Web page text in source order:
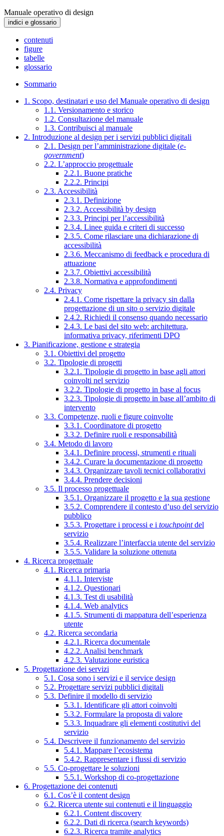
Manuale operativo di design
indici e glossario
contenuti
figure
tabelle
glossario
Sommario
1. Scopo, destinatari e uso del Manuale operativo di design
1.1. Versionamento e storico
1.2. Consultazione del manuale
1.3. Contribuisci al manuale
2. Introduzione al design per i servizi pubblici digitali
2.1. Design per l’amministrazione digitale (e-
government)
2.2. L’approccio progettuale
2.2.1. Buone pratiche
2.2.2. Principi
2.3. Accessibilità
2.3.1. Definizione
2.3.2. Accessibilità by design
2.3.3. Principi per l’accessibilità
2.3.4. Linee guida e criteri di successo
2.3.5. Come rilasciare una dichiarazione di
accessibilità
2.3.6. Meccanismo di feedback e procedura di
attuazione
2.3.7. Obiettivi accessibilità
2.3.8. Normativa e approfondimenti
2.4. Privacy
2.4.1. Come rispettare la privacy sin dalla
progettazione di un sito o servizio digitale
2.4.2. Richiedi il consenso quando necessario
2.4.3. Le basi del sito web: architettura,
informativa privacy, riferimenti DPO
3. Pianificazione, gestione e strategia
3.1. Obiettivi del progetto
3.2. Tipologie di progetti
3.2.1. Tipologie di progetto in base agli attori
coinvolti nel servizio
3.2.2. Tipologie di progetto in base al focus
3.2.3. Tipologie di progetto in base all’ambito di
intervento
3.3. Competenze, ruoli e figure coinvolte
3.3.1. Coordinatore di progetto
3.3.2. Definire ruoli e responsabilità
3.4. Metodo di lavoro
3.4.1. Definire processi, strumenti e rituali
3.4.2. Curare la documentazione di progetto
3.4.3. Organizzare tavoli tecnici collaborativi
3.4.4. Prendere decisioni
3.5. Il processo progettuale
3.5.1. Organizzare il progetto e la sua gestione
3.5.2. Comprendere il contesto d’uso del servizio
pubblico
3.5.3. Progettare i processi e i touchpointdel
servizio
3.5.4. Realizzare l’interfaccia utente del servizio
3.5.5. Validare la soluzione ottenuta
4. Ricerca progettuale
4.1. Ricerca primaria
4.1.1. Interviste
4.1.2. Questionari
4.1.3. Test di usabilità
4.1.4. Web analytics
4.1.5. Strumenti di mappatura dell’esperienza
utente
4.2. Ricerca secondaria
4.2.1. Ricerca documentale
4.2.2. Analisi benchmark
4.2.3. Valutazione euristica
5. Progettazione dei servizi
5.1. Cosa sono i servizi e il service design
5.2. Progettare servizi pubblici digitali
5.3. Definire il modello di servizio
5.3.1. Identificare gli attori coinvolti
5.3.2. Formulare la proposta di valore
5.3.3. Inquadrare gli elementi costitutivi del
servizio
5.4. Descrivere il funzionamento del servizio
5.4.1. Mappare l’ecosistema
5.4.2. Rappresentare i flussi di servizio
5.5. Co-progettare le soluzioni
5.5.1. Workshop di co-progettazione
6. Progettazione dei contenuti
6.1. Cos’è il content design
6.2. Ricerca utente sui contenuti e il linguaggio
6.2.1. Content discovery
6.2.2. Dati di ricerca (search keywords)
6.2.3. Ricerca tramite analytics